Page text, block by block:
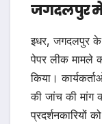
जगदलपुर में
इधर, जगदलपुर के
पेपर लीक मामले
किया।
की जांच की मांग
प्रदर्शनकारियों